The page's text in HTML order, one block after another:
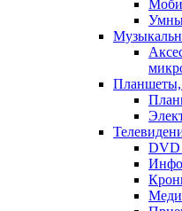
Планшеты,
DVD